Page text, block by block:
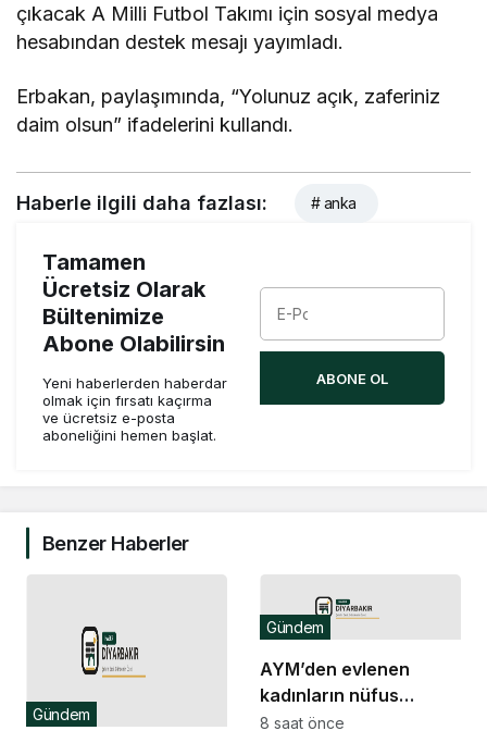
çıkacak A Milli Futbol Takımı için sosyal medya
hesabından destek mesajı yayımladı.
Erbakan, paylaşımında, “Yolunuz açık, zaferiniz
daim olsun” ifadelerini kullandı.
Haberle ilgili daha fazlası: # anka
Tamamen
Ücretsiz Olarak
Bültenimize
Abone Olabilirsin
Yeni haberlerden haberdar
olmak için fırsatı kaçırma
ve ücretsiz e-posta
aboneliğini hemen başlat.
ABONE OL
Benzer Haberler
Gündem
AYM’den evlenen
kadınların nüfus
kaydına ilişkin karar
Gündem
8 saat önce